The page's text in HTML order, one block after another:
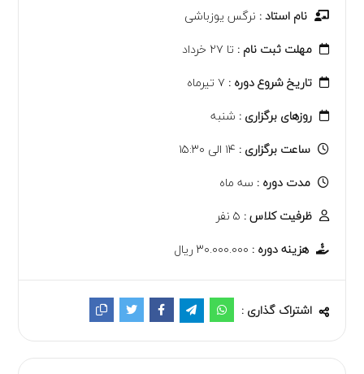
نام استاد : نرگس یوزباشی
مهلت ثبت نام : تا ۲۷ خرداد
تاریخ شروع دوره : ۷ تیرماه
روزهای برگزاری : شنبه
ساعت برگزاری :
مدت دوره : سه ماه
ظرفیت کلاس :
هزینه دوره :
اشتراک گذاری :